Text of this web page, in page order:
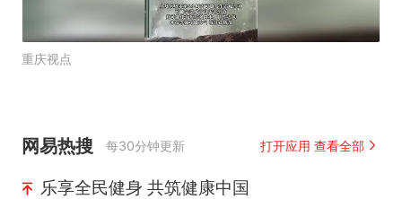
重庆视点
网易热搜 每30分钟更新 打开应用 查看全部
乐享全民健身 共筑健康中国